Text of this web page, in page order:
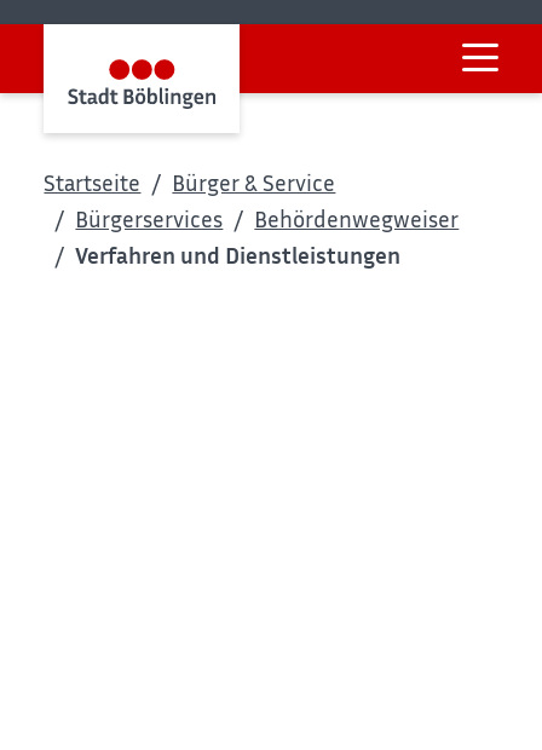
Startseite
Bürger & Service
Bürgerservices
Behördenwegweiser
Verfahren und Dienstleistungen